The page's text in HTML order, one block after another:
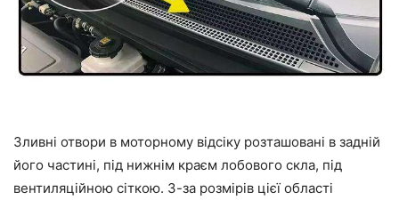
Зливні отвори в моторному відсіку розташовані в задній
його частині, під нижнім краєм лобового скла, під
вентиляційною сіткою. З-за розмірів цієї області